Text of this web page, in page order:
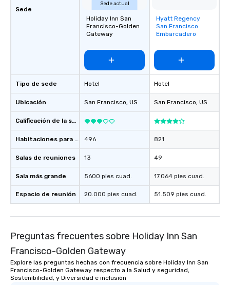
Sede
Tipo de sede
Ubicación
Calificación de la sede
Habitaciones para huéspedes
Salas de reuniones
Sala más grande
Espacio de reunión
Sede actual
Holiday Inn San
Francisco-Golden
Gateway
Hotel
San Francisco, US
496
13
5600 pies cuad.
20.000 pies cuad.
Removed from
favorites
Hyatt Regency
San Francisco
Embarcadero
Hotel
San Francisco, US
821
49
17.064 pies cuad.
51.509 pies cuad.
Preguntas frecuentes sobre Holiday Inn San
Francisco-Golden Gateway
Explore las preguntas hechas con frecuencia sobre Holiday Inn San
Francisco-Golden Gateway respecto a la Salud y seguridad,
Sostenibilidad, y Diversidad e inclusión